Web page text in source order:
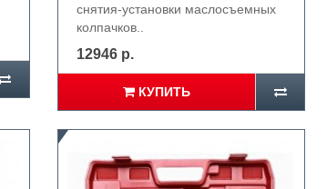
снятия-установки маслосъемных
колпачков..
12946 р.
КУПИТЬ